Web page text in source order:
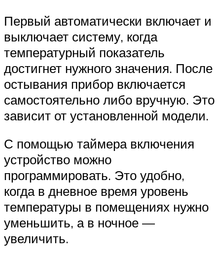
Первый автоматически включает и
выключает систему, когда
температурный показатель
достигнет нужного значения. После
остывания прибор включается
самостоятельно либо вручную. Это
зависит от установленной модели.
С помощью таймера включения
устройство можно
программировать. Это удобно,
когда в дневное время уровень
температуры в помещениях нужно
уменьшить, а в ночное —
увеличить.